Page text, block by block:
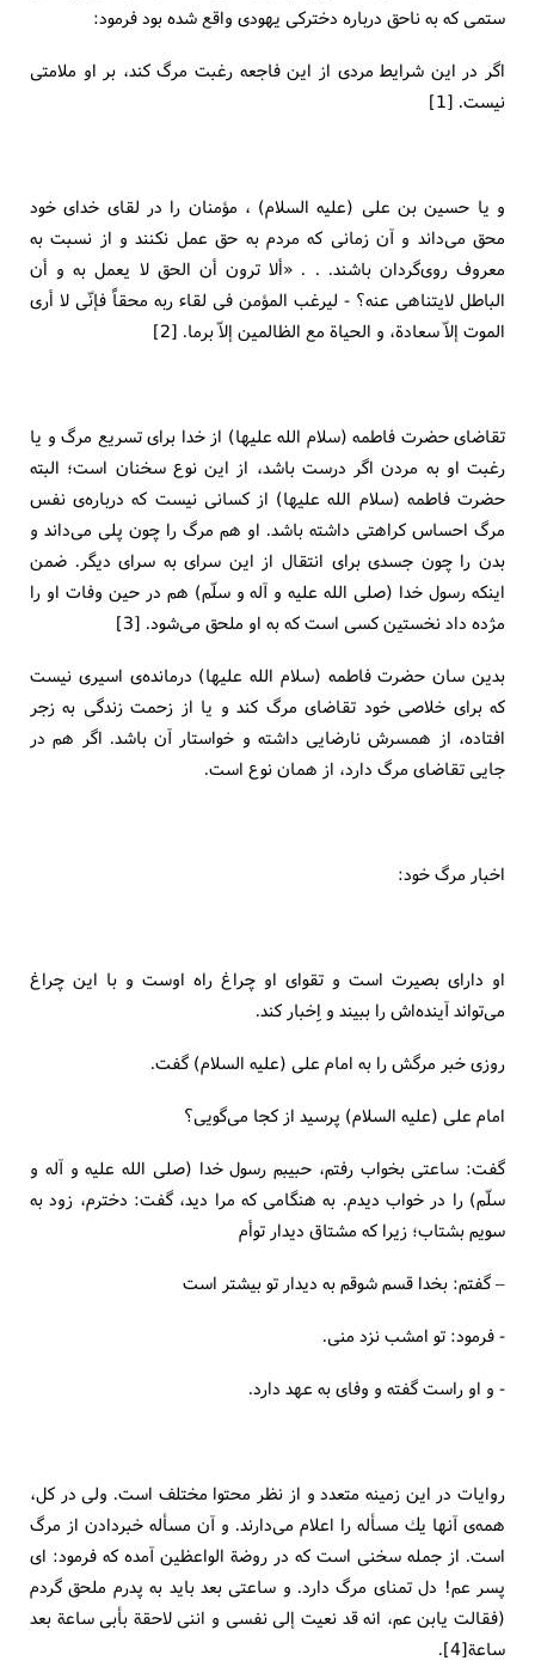
ستمی كه به ناحق درباره دختركی یهودی واقع شده بود فرمود:
اگر در این شرایط مردی از این فاجعه رغبت مرگ كند، بر او ملامتی
نیست. [1]
و یا حسین بن علی (علیه السلام) ، مؤمنان را در لقای خدای خود
محق می‌داند و آن زمانی كه مردم به حق عمل نكنند و از نسبت به
معروف روی‌گردان باشند. . . «ألا ترون أن الحق لا يعمل به و أن
الباطل لايتناهى عنه؟ - لیرغب المؤمن فی لقاء ربه محقاً فإنّی لا أری
الموت إلاّ سعادة، و الحیاة مع الظالمین إلاّ برما. [2]
تقاضای حضرت فاطمه (سلام الله علیها) از خدا برای تسریع مرگ و یا
رغبت او به مردن اگر درست باشد، از این نوع سخنان است؛ البته
حضرت فاطمه (سلام الله علیها) از كسانی نیست كه درباره‌ی نفس
مرگ احساس كراهتی داشته باشد. او هم مرگ را چون پلی می‌داند و
بدن را چون جسدی برای انتقال از این سرای به سرای دیگر. ضمن
اینكه رسول خدا (صلی الله علیه و آله و سلّم) هم در حین وفات او را
مژده داد نخستین كسی است كه به او ملحق می‌شود. [3]
بدین سان حضرت فاطمه (سلام الله علیها) درمانده‌ی اسیری نیست
كه برای خلاصی خود تقاضای مرگ كند و یا از زحمت زندگی به زجر
افتاده، از همسرش نارضایی داشته و خواستار آن باشد. اگر هم در
جایی تقاضای مرگ دارد، از همان نوع است.
اخبار مرگ خود:
او دارای بصیرت است و تقوای او چراغ راه اوست و با این چراغ
می‌تواند آینده‌اش را ببیند و اِخبار كند.
روزی خبر مرگش را به امام علی (علیه السلام) گفت.
امام علی (علیه السلام) پرسید از كجا می‌گویی؟
گفت: ساعتی بخواب رفتم، حبیبم رسول خدا (صلی الله علیه و آله و
سلّم) را در خواب دیدم. به هنگامی كه مرا دید، گفت: دخترم، زود به
سویم بشتاب؛ زیرا كه مشتاق دیدار توأم
– گفتم: بخدا قسم شوقم به دیدار تو بیشتر است
- فرمود: تو امشب نزد منی.
- و او راست گفته و وفای به عهد دارد.
روایات در این زمینه متعدد و از نظر محتوا مختلف است. ولی در كل،
همه‌ی آنها یك مسأله را اعلام می‌دارند. و آن مسأله خبردادن از مرگ
است. از جمله سخنی است كه در روضة الواعظین آمده كه فرمود: ای
پسر عم! دل تمنای مرگ دارد. و ساعتی بعد باید به پدرم ملحق گردم
(فقالت یابن عم، انه قد نعیت إلی نفسی و اننی لاحقة بأبی ساعة بعد
ساعة[4].